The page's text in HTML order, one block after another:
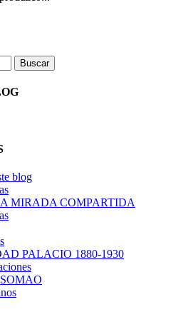
blog
MIRADA COMPARTIDA
PALACIO 1880-1930